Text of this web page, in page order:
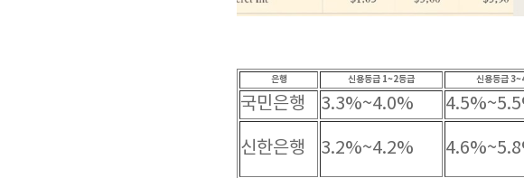
은행 신용등급 1~2등급 신용등급
국민은행 3.3%~4.0%
신한은행 3.2%~4.2%